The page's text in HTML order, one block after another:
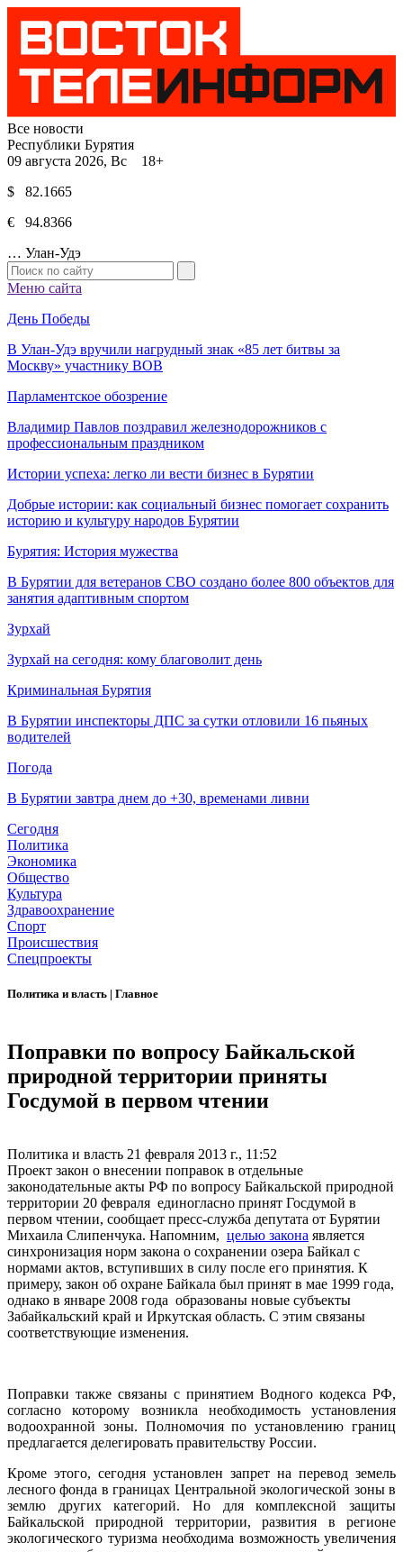
Все новости
Республики Бурятия
09 августа 2026, Вс 18+
$ 82.1665
€ 94.8366
… Улан-Удэ
Меню сайта
День Победы
В Улан-Удэ вручили нагрудный знак «85 лет битвы за
Москву» участнику ВОВ
Парламентское обозрение
Владимир Павлов поздравил железнодорожников с
профессиональным праздником
Истории успеха: легко ли вести бизнес в Бурятии
Добрые истории: как социальный бизнес помогает сохранить
историю и культуру народов Бурятии
Бурятия: История мужества
В Бурятии для ветеранов СВО создано более 800 объектов для
занятия адаптивным спортом
Зурхай
Зурхай на сегодня: кому благоволит день
Криминальная Бурятия
В Бурятии инспекторы ДПС за сутки отловили 16 пьяных
водителей
Погода
В Бурятии завтра днем до +30, временами ливни
Сегодня
Политика
Экономика
Общество
Культура
Здравоохранение
Спорт
Происшествия
Спецпроекты
Политика и власть | Главное
Поправки по вопросу Байкальской
природной территории приняты
Госдумой в первом чтении
Политика и власть 21 февраля 2013 г., 11:52
Проект закон о внесении поправок в отдельные
законодательные акты РФ по вопросу Байкальской природной
территории 20 февраля единогласно принят Госдумой в
первом чтении, сообщает пресс-служба депутата от Бурятии
Михаила Слипенчука. Напомним, целью закона является
синхронизация норм закона о сохранении озера Байкал с
нормами актов, вступивших в силу после его принятия. К
примеру, закон об охране Байкала был принят в мае 1999 года,
однако в январе 2008 года образованы новые субъекты
Забайкальский край и Иркутская область. С этим связаны
соответствующие изменения.
Поправки также связаны с принятием Водного кодекса РФ,
согласно которому возникла необходимость установления
водоохранной зоны. Полномочия по установлению границ
предлагается делегировать правительству России.
Кроме этого, сегодня установлен запрет на перевод земель
лесного фонда в границах Центральной экологической зоны в
землю других категорий. Но для комплексной защиты
Байкальской природной территории, развития в регионе
экологического туризма необходима возможность увеличения